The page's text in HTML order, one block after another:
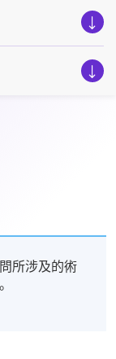
所涉及的術